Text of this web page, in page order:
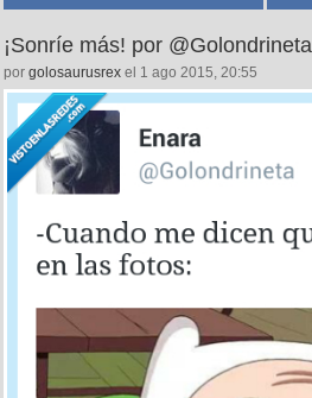
¡Sonríe más! por @Golondrineta
por golosaurusrex el 1 ago 2015, 20:55